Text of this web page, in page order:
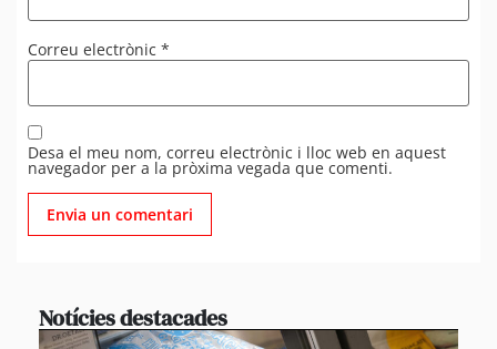
Correu electrònic *
Desa el meu nom, correu electrònic i lloc web en aquest
navegador per a la pròxima vegada que comenti.
Notícies destacades